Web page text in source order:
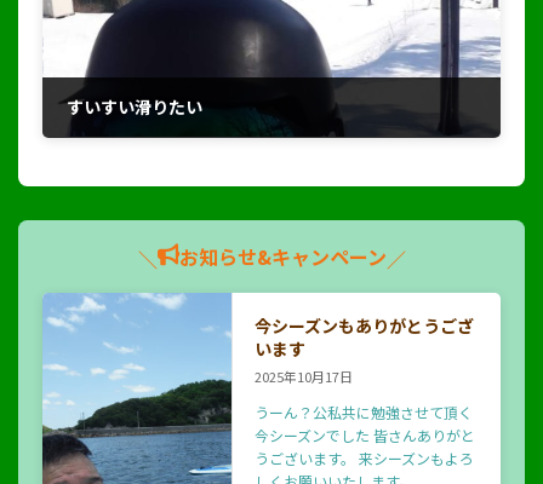
すいすい滑りたい
＼ お知らせ&キャンペーン／
今シーズンもありがとうござ
います
2025年10月17日
うーん？公私共に勉強させて頂く
今シーズンでした 皆さんありがと
うございます。 来シーズンもよろ